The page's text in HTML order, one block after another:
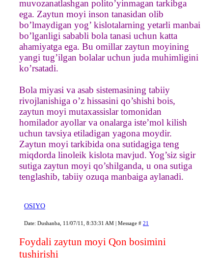
muvozanatlashgan polito’yinmagan tarkibga
ega. Zaytun moyi inson tanasidan olib
bo’lmaydigan yog’ kislotalarning yetarli manbai
bo’lganligi sababli bola tanasi uchun katta
ahamiyatga ega. Bu omillar zaytun moyining
yangi tug’ilgan bolalar uchun juda muhimligini
ko’rsatadi.
Bola miyasi va asab sistemasining tabiiy
rivojlanishiga o’z hissasini qo’shishi bois,
zaytun moyi mutaxassislar tomonidan
homilador ayollar va onalarga iste’mol kilish
uchun tavsiya etiladigan yagona moydir.
Zaytun moyi tarkibida ona sutidagiga teng
miqdorda linoleik kislota mavjud. Yog’siz sigir
sutiga zaytun moyi qo’shilganda, u ona sutiga
tenglashib, tabiiy ozuqa manbaiga aylanadi.
OSIYO
Date: Dushanba, 11/07/11, 8:33:31 AM | Message # 21
Foydali zaytun moyi Qon bosimini
tushirishi